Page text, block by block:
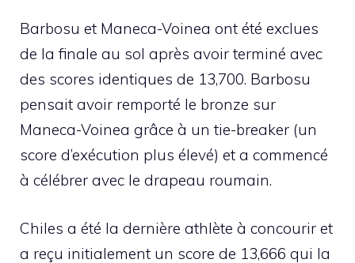
Barbosu et Maneca-Voinea ont été exclues
de la finale au sol après avoir terminé avec
des scores identiques de 13,700. Barbosu
pensait avoir remporté le bronze sur
Maneca-Voinea grâce à un tie-breaker (un
score d’exécution plus élevé) et a commencé
à célébrer avec le drapeau roumain.
Chiles a été la dernière athlète à concourir et
a reçu initialement un score de 13,666 qui la